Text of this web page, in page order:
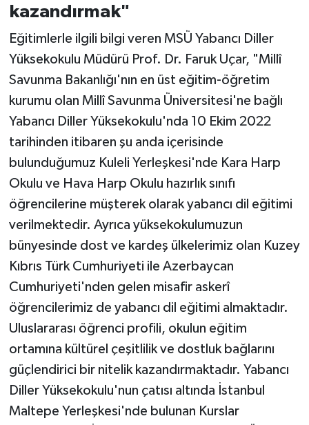
kazandırmak"
Eğitimlerle ilgili bilgi veren MSÜ Yabancı Diller
Yüksekokulu Müdürü Prof. Dr. Faruk Uçar, "Millî
Savunma Bakanlığı'nın en üst eğitim-öğretim
kurumu olan Millî Savunma Üniversitesi'ne bağlı
Yabancı Diller Yüksekokulu'nda 10 Ekim 2022
tarihinden itibaren şu anda içerisinde
bulunduğumuz Kuleli Yerleşkesi'nde Kara Harp
Okulu ve Hava Harp Okulu hazırlık sınıfı
öğrencilerine müşterek olarak yabancı dil eğitimi
verilmektedir. Ayrıca yüksekokulumuzun
bünyesinde dost ve kardeş ülkelerimiz olan Kuzey
Kıbrıs Türk Cumhuriyeti ile Azerbaycan
Cumhuriyeti'nden gelen misafir askerî
öğrencilerimiz de yabancı dil eğitimi almaktadır.
Uluslararası öğrenci profili, okulun eğitim
ortamına kültürel çeşitlilik ve dostluk bağlarını
güçlendirici bir nitelik kazandırmaktadır. Yabancı
Diller Yüksekokulu'nun çatısı altında İstanbul
Maltepe Yerleşkesi'nde bulunan Kurslar